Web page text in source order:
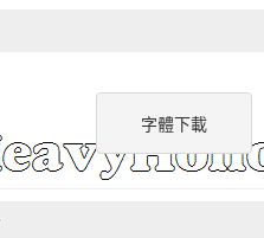
字體下載